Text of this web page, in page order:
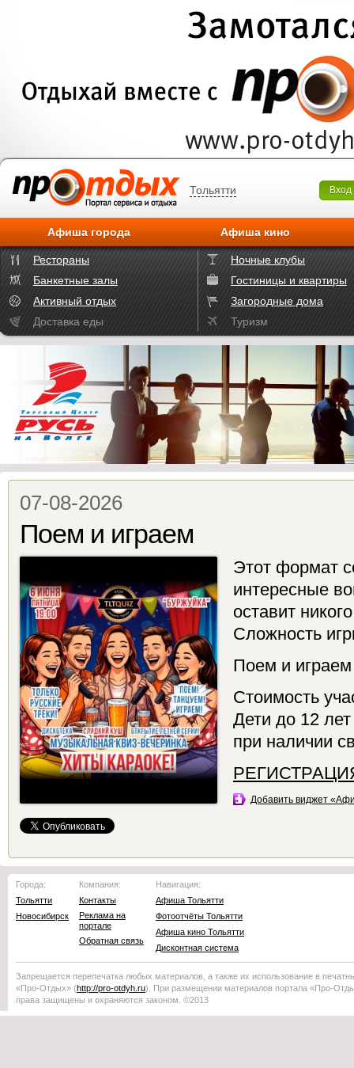
Тольятти Вход
Афиша города Афиша кино
Рестораны
Ночные клубы
Банкетные залы
Гостиницы и квартиры
Активный отдых
Загородные дома
Доставка еды
Туризм
07-08-2026
Поем и играем
Этот формат
интересные
оставит
Сложность
Поем и
Стоимость
Дети до 12
при наличии
Добавить виджет
Города:
Тольятти
Новосибирск
Компания:
Контакты
Реклама на
портале
Обратная связь
Навигация:
Афиша Тольятти
Фотоотчёты Тольятти
Афиша кино Тольятти
Дисконтная система
Запрещается перепечатка любых материалов, а также их использование в
«Про-Отдых» (http://pro-otdyh .ru). При размещении материалов портала «Про-
права защищены и охраняются законом. ©2013